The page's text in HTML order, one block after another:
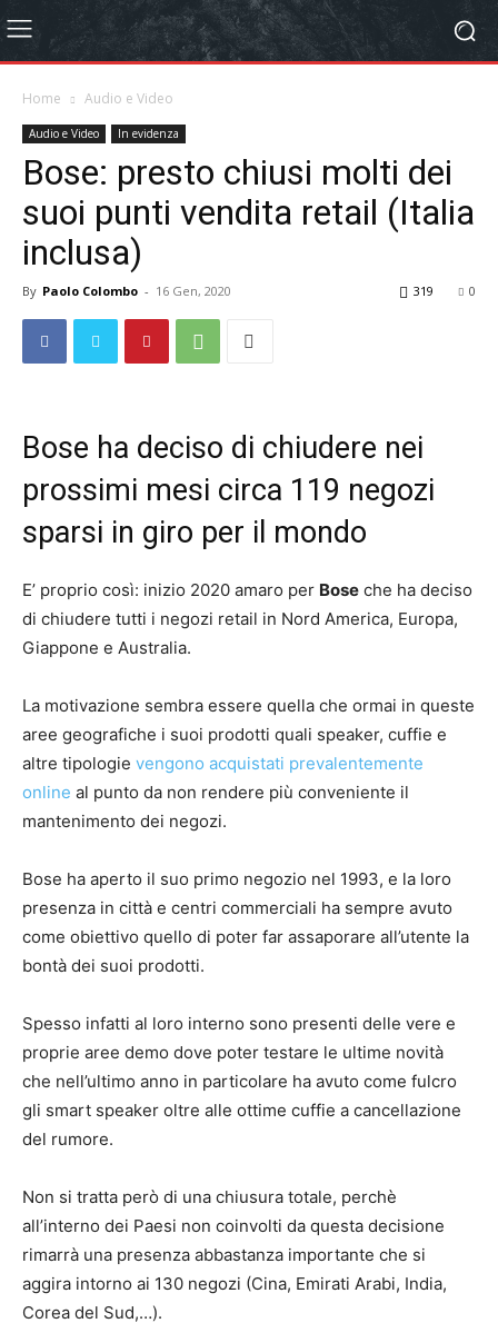
Home Audio e Video
Audio e Video In evidenza
Bose: presto chiusi molti dei
suoi punti vendita retail (Italia
inclusa)
By Paolo Colombo - 16 Gen, 2020 0
319
Bose ha deciso di chiudere nei
prossimi mesi circa 119 negozi
sparsi in giro per il mondo
E’ proprio così: inizio 2020 amaro per Bose che ha deciso
di chiudere tutti i negozi retail in Nord America, Europa,
Giappone e Australia.
La motivazione sembra essere quella che ormai in queste
aree geografiche i suoi prodotti quali speaker, cuffie e
altre tipologie vengono acquistati prevalentemente
online al punto da non rendere più conveniente il
mantenimento dei negozi.
Bose ha aperto il suo primo negozio nel 1993, e la loro
presenza in città e centri commerciali ha sempre avuto
come obiettivo quello di poter far assaporare all’utente la
bontà dei suoi prodotti.
Spesso infatti al loro interno sono presenti delle vere e
proprie aree demo dove poter testare le ultime novità
che nell’ultimo anno in particolare ha avuto come fulcro
gli smart speaker oltre alle ottime cuffie a cancellazione
del rumore.
Non si tratta però di una chiusura totale, perchè
all’interno dei Paesi non coinvolti da questa decisione
rimarrà una presenza abbastanza importante che si
aggira intorno ai 130 negozi (Cina, Emirati Arabi, India,
Corea del Sud,…).